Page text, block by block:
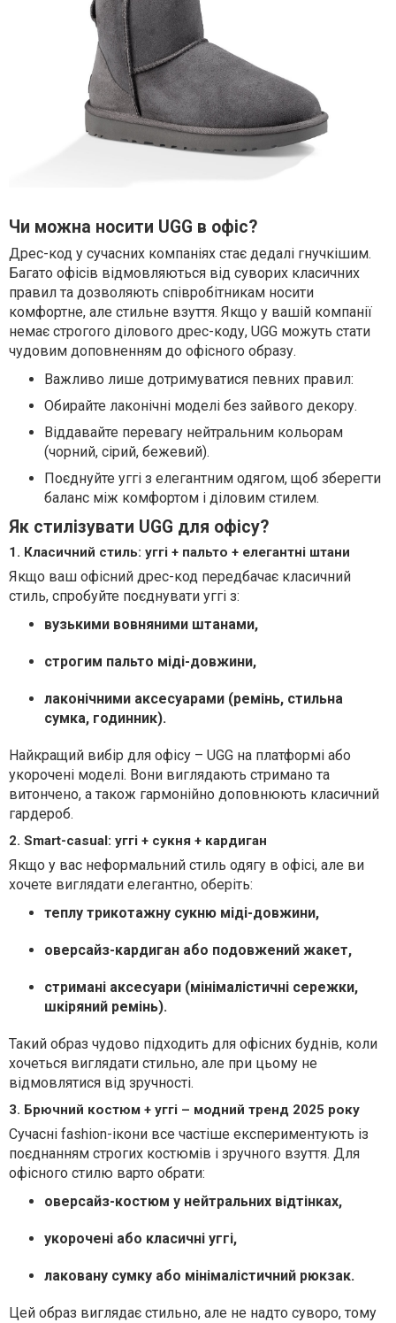
Чи можна носити UGG в офіс?
Дрес-код у сучасних компаніях стає дедалі гнучкішим.
Багато офісів відмовляються від суворих класичних
правил та дозволяють співробітникам носити
комфортне, але стильне взуття. Якщо у вашій компанії
немає строгого ділового дрес-коду, UGG можуть стати
чудовим доповненням до офісного образу.
Важливо лише дотримуватися певних правил:
Обирайте лаконічні моделі без зайвого декору.
Віддавайте перевагу нейтральним кольорам
(чорний, сірий, бежевий).
Поєднуйте уггі з елегантним одягом, щоб зберегти
баланс між комфортом і діловим стилем.
Як стилізувати UGG для офісу?
1. Класичний стиль: уггі + пальто + елегантні штани
Якщо ваш офісний дрес-код передбачає класичний
стиль, спробуйте поєднувати уггі з:
вузькими вовняними штанами,
строгим пальто міді-довжини,
лаконічними аксесуарами (ремінь, стильна
сумка, годинник).
Найкращий вибір для офісу – UGG на платформі або
укорочені моделі. Вони виглядають стримано та
витончено, а також гармонійно доповнюють класичний
гардероб.
2. Smart-casual: уггі + сукня + кардиган
Якщо у вас неформальний стиль одягу в офісі, але ви
хочете виглядати елегантно, оберіть:
теплу трикотажну сукню міді-довжини,
оверсайз-кардиган або подовжений жакет,
стримані аксесуари (мінімалістичні сережки,
шкіряний ремінь).
Такий образ чудово підходить для офісних буднів, коли
хочеться виглядати стильно, але при цьому не
відмовлятися від зручності.
3. Брючний костюм + уггі – модний тренд 2025 року
Сучасні fashion-ікони все частіше експериментують із
поєднанням строгих костюмів і зручного взуття. Для
офісного стилю варто обрати:
оверсайз-костюм у нейтральних відтінках,
укорочені або класичні уггі,
лаковану сумку або мінімалістичний рюкзак.
Цей образ виглядає стильно, але не надто суворо, тому